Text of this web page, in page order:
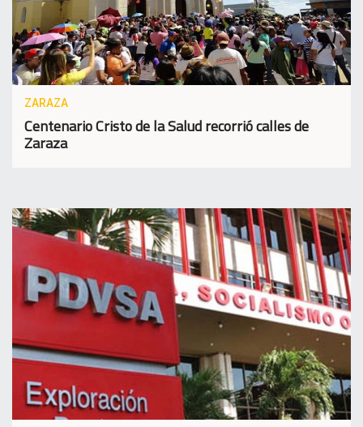
ZARAZA
Centenario Cristo de la Salud recorrió calles de
Zaraza